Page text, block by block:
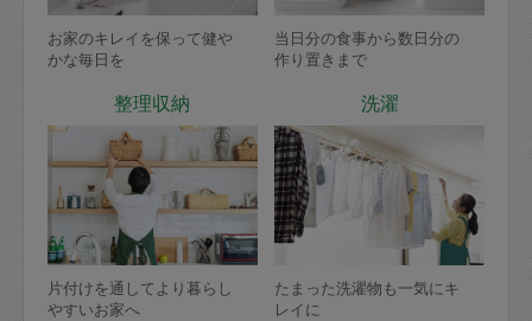
お家のキレイを保って健や
かな毎日を
当日分の食事から数日分の
作り置きまで
整理収納
片付けを通してより暮らし
やすいお家へ
洗濯
たまった洗濯物も一気にキ
レイに